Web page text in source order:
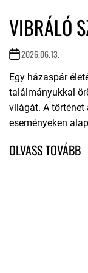
VIBRÁLÓ
2026.06.13.
Egy házaspár
találmányukkal
világát. A
eseményeken